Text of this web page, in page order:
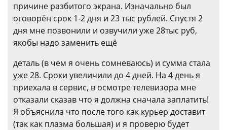
причине разбитого экрана. Изначально был
оговорён срок 1-2 дня и 23 тыс рублей. Спустя 2
дня мне позвонили и озвучили уже 28тыс руб,
якобы надо заменить ещё
деталь (в чем я очень сомневаюсь) и сумма стала
уже 28. Сроки увеличили до 4 дней. На 4 день я
приехала в сервис, в осмотре телевизора мне
отказали сказав что я должна сначала заплатить!
Я объяснила что после того как курьер доставит
(так как плазма большая) и я проверю будет